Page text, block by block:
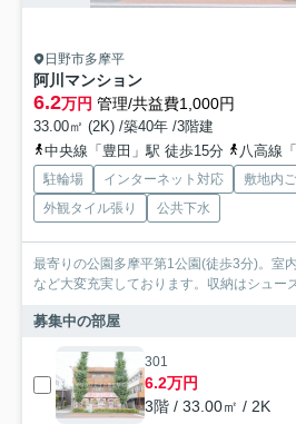
日野市多摩平
阿川マンション
6.2万円 管理/共益費1,000円
33.00㎡ (2K) /築40年 /3階建
中央線「豊田」駅 徒歩15分
八高線
駐輪場 インターネット対応
敷地内
外観タイル張り
公共下水
最寄りの公園多摩平第1公園(徒歩3分)。室
など大変充実しております。収納はシュー
募集中の部屋
301
6.2万円
3階 / 33.00㎡ / 2K